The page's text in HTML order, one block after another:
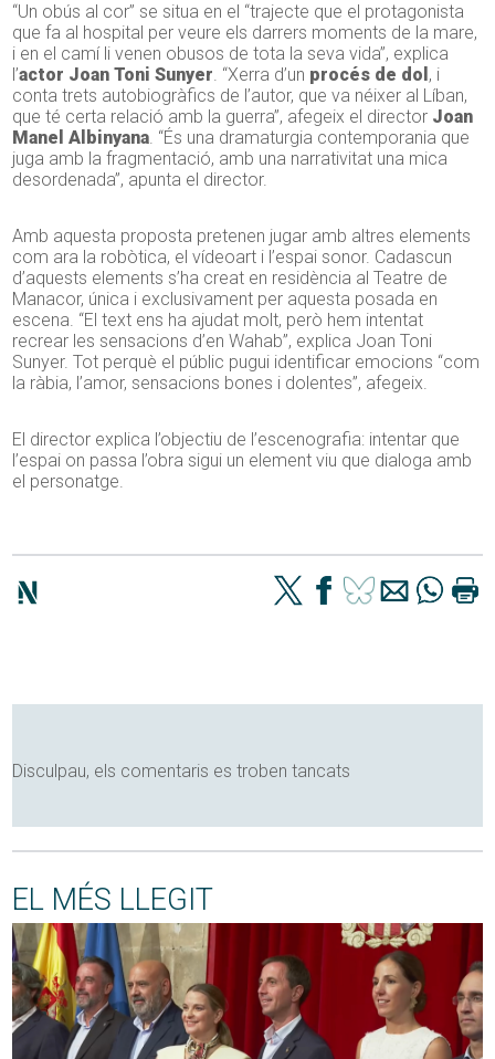
“Un obús al cor” se situa en el “trajecte que el protagonista
que fa al hospital per veure els darrers moments de la mare,
i en el camí li venen obusos de tota la seva vida”, explica
l’actor Joan Toni Sunyer. “Xerra d’un procés de dol , i
conta trets autobiogràfics de l’autor, que va néixer al Líban,
que té certa relació amb la guerra”, afegeix el director Joan
Manel Albinyana. “És una dramaturgia contemporania que
juga amb la fragmentació, amb una narrativitat una mica
desordenada”, apunta el director.
Amb aquesta proposta pretenen jugar amb altres elements
com ara la robòtica, el vídeoart i l’espai sonor. Cadascun
d’aquests elements s’ha creat en residència al Teatre de
Manacor, única i exclusivament per aquesta posada en
escena. “El text ens ha ajudat molt, però hem intentat
recrear les sensacions d’en Wahab”, explica Joan Toni
Sunyer. Tot perquè el públic pugui identificar emocions “com
la ràbia, l’amor, sensacions bones i dolentes”, afegeix.
El director explica l’objectiu de l’escenografia: intentar que
l’espai on passa l’obra sigui un element viu que dialoga amb
el personatge.
Disculpau, els comentaris es troben tancats
EL MÉS LLEGIT